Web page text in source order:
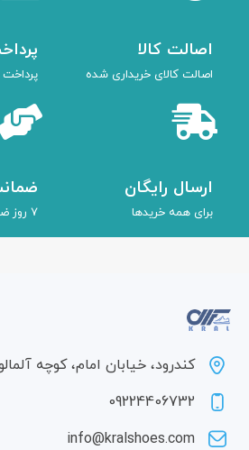
اصالت کالا
اصالت کالای خریداری شده
ارسال رایگان
برای همه خریدها 7 روز ضمانت بازگشت
کندرود، خیابان امام، کوچه آلمالو
09224406732
info@kralshoes.com